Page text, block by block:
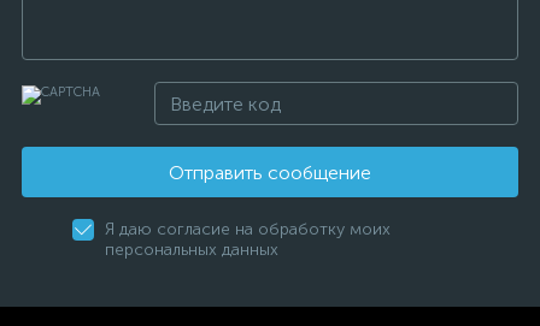
Отправить сообщение
Я даю согласие на обработку моих
персональных данных